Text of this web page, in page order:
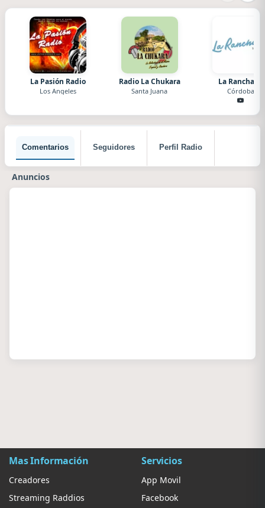
La Pasión Radio
Los Angeles
Radio La Chukara
Santa Juana
La Ranchada
Córdoba
Comentarios Seguidores Perfil Radio
Anuncios
Mas Información
Creadores
Streaming Raddios
Servicios
App Movil
Facebook